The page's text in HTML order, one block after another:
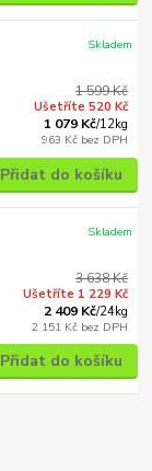
1 599 Kč
Ušetříte 520 Kč
1 079 Kč/12kg
963 Kč bez DPH
Skladem
Přidat do košíku
3 638 Kč
Ušetříte 1 229 Kč
2 409 Kč/24kg
2 151 Kč bez DPH
Skladem
Přidat do košíku